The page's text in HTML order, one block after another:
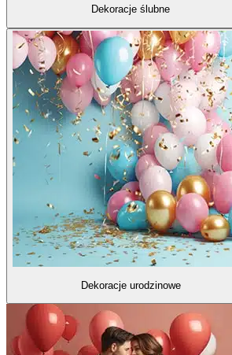
Dekoracje ślubne
Dekoracje urodzinowe